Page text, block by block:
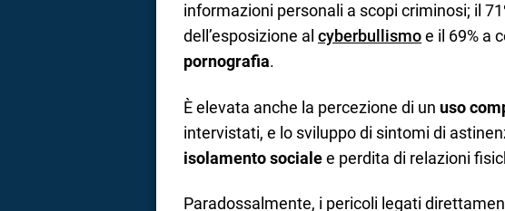
informazioni personali a scopi criminosi; il
dell’esposizione al cyberbullismoe il 69% a
pornografia.
È elevata anche la percezione di un uso
intervistati, e lo sviluppo di sintomi di
isolamento socialee perdita di relazioni
Paradossalmente, i pericoli legati